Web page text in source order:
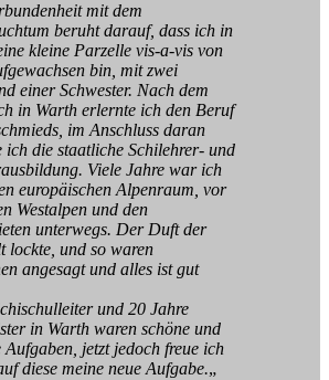
mit dem
beruht darauf, dass ich in
kleine Parzelle vis-a-vis von
bin, mit zwei
einer Schwester. Nach dem
in Warth erlernte ich den Beruf
im Anschluss daran
ich die staatliche Schilehrer- und
Viele Jahre war ich
europäischen Alpenraum, vor
Westalpen und den
unterwegs. Der Duft der
lockte, und so waren
angesagt und alles ist gut
und 20 Jahre
in Warth waren schöne und
Aufgaben, jetzt jedoch freue ich
diese meine neue Aufgabe.„